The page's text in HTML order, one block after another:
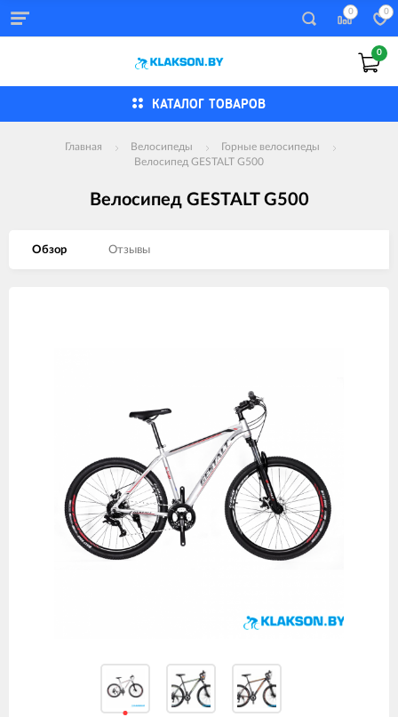
0 0
0
КАТАЛОГ ТОВАРОВ
Главная Велосипеды
Горные велосипеды
Велосипед GESTALT G500
Велосипед GESTALT G500
Обзор Отзывы